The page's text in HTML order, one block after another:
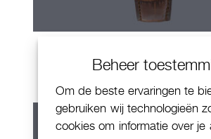
Beheer
Om de beste ervaringen te
gebruiken wij technologieën
cookies om informatie over je